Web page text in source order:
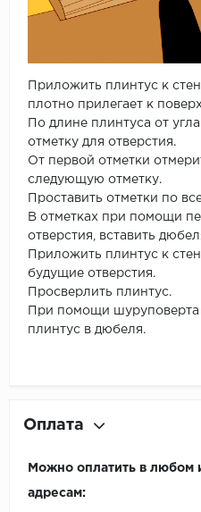
Приложить плинтус к
плотно прилегает к
По длине плинтуса от
отметку для отверстия.
От первой отметки
следующую отметку.
Проставить отметки по
В отметках при помощи
отверстия, вставить
Приложить плинтус к
будущие отверстия.
Просверлить плинтус.
При помощи шуруповерта
плинтус в дюбеля.
Оплата
Можно оплатить в любом
адресам: